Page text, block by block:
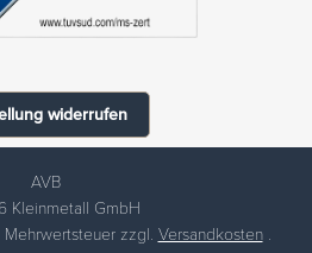
widerrufen
AVB
Kleinmetall GmbH
zzgl. Versandkosten.